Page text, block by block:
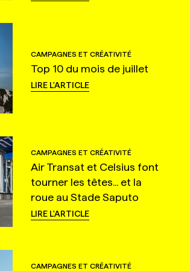
CAMPAGNES ET CRÉATIVITÉ
Top 10 du mois de juillet
LIRE L'ARTICLE
CAMPAGNES ET CRÉATIVITÉ
Air Transat et Celsius font
tourner les têtes... et la
roue au Stade Saputo
LIRE L'ARTICLE
CAMPAGNES ET CRÉATIVITÉ